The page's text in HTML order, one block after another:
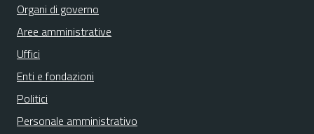
Organi di governo
Aree amministrative
Uffici
Enti e fondazioni
Politici
Personale amministrativo